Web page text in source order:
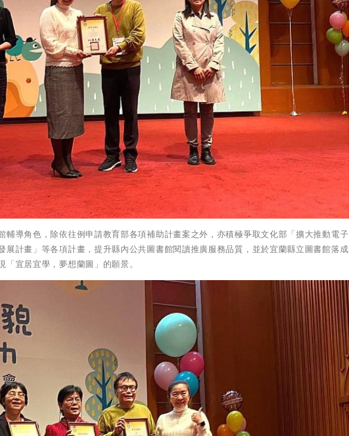
輔導角色，除依往例申請教育部各項補助計畫案之外，亦積極爭取文化部「擴大推動電子
展計畫」等各項計畫，提升縣內公共圖書館閱讀推廣服務品質，並於宜蘭縣立圖書館落成
宜居宜學，夢想蘭圖」的願景。